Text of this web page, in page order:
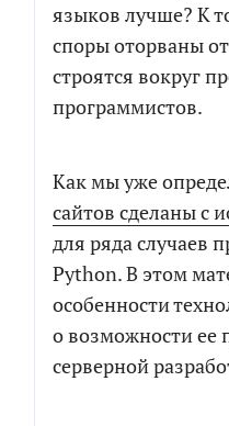
языков лучше? К
споры оторваны
строятся вокруг
программистов.
Как мы уже
сайтов сделаны с
для ряда случаев
Python. В этом
особенности
о возможности ее
серверной